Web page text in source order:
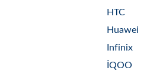
HTC
Huawei
Infinix
İQOO